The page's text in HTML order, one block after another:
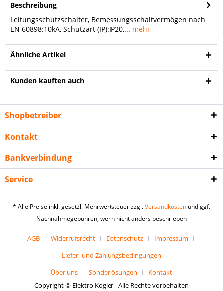
Beschreibung
Leitungsschutzschalter, Bemessungsschaltvermögen nach
EN 60898:10kA, Schutzart (IP):IP20,... mehr
Ähnliche Artikel
Kunden kauften auch
Shopbetreiber
Kontakt
Bankverbindung
Service
* Alle Preise inkl. gesetzl. Mehrwertsteuer zzgl.Versandkosten und ggf.
Nachnahmegebühren, wenn nicht anders beschrieben
AGB Widerrufsrecht Datenschutz
Impressum
Liefer- und Zahlungsbedingungen
Über uns
Sonderlösungen
Kontakt
Copyright © Elektro Kogler - Alle Rechte vorbehalten